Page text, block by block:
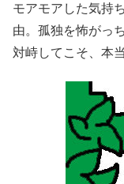
モアモアした気持
由。孤独を怖がっ
対峙してこそ、本